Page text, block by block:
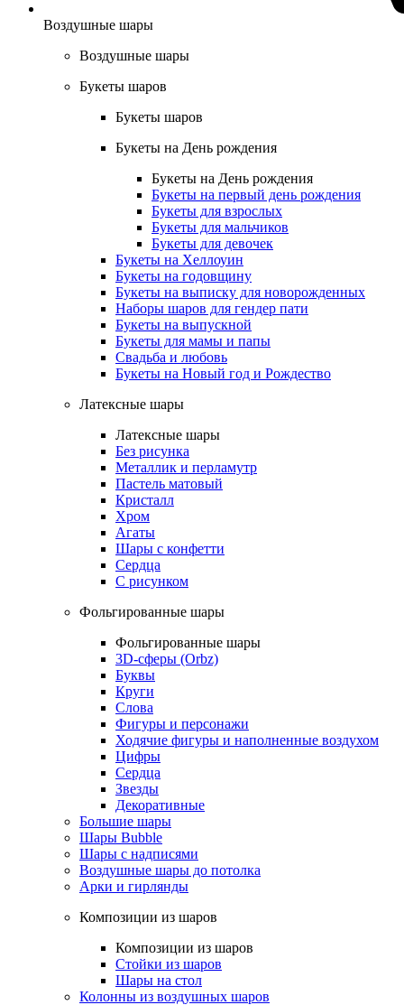
Воздушные шары
Воздушные шары
Букеты шаров
Букеты шаров
Букеты на День рождения
Букеты на День рождения
Букеты на первый день рождения
Букеты для взрослых
Букеты для мальчиков
Букеты для девочек
Букеты на Хеллоуин
Букеты на годовщину
Букеты на выписку для новорожденных
Наборы шаров для гендер пати
Букеты на выпускной
Букеты для мамы и папы
Свадьба и любовь
Букеты на Новый год и Рождество
Латексные шары
Латексные шары
Без рисунка
Металлик и перламутр
Пастель матовый
Кристалл
Хром
Агаты
Шары с конфетти
Сердца
С рисунком
Фольгированные шары
Фольгированные шары
3D-сферы (Orbz)
Буквы
Круги
Слова
Фигуры и персонажи
Ходячие фигуры и наполненные воздухом
Цифры
Сердца
Звезды
Декоративные
Большие шары
Шары Bubble
Шары с надписями
Воздушные шары до потолка
Арки и гирлянды
Композиции из шаров
Композиции из шаров
Стойки из шаров
Шары на стол
Колонны из воздушных шаров